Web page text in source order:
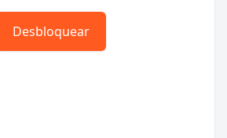
Desbloquear